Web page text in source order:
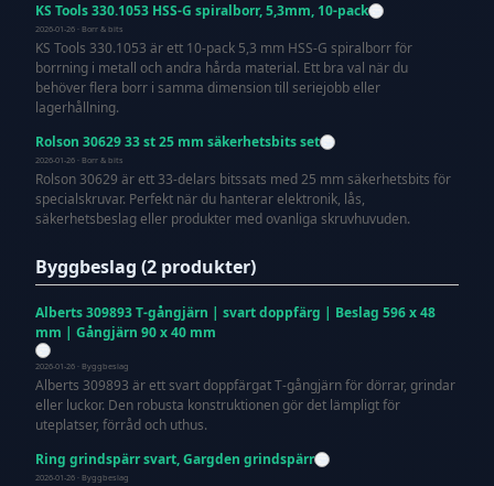
KS Tools 330.1053 HSS-G spiralborr, 5,3mm, 10-pack
2026-01-26 · Borr & bits
KS Tools 330.1053 är ett 10-pack 5,3 mm HSS-G spiralborr för
borrning i metall och andra hårda material. Ett bra val när du
behöver flera borr i samma dimension till seriejobb eller
lagerhållning.
Rolson 30629 33 st 25 mm säkerhetsbits set
2026-01-26 · Borr & bits
Rolson 30629 är ett 33-delars bitssats med 25 mm säkerhetsbits för
specialskruvar. Perfekt när du hanterar elektronik, lås,
säkerhetsbeslag eller produkter med ovanliga skruvhuvuden.
Byggbeslag (2 produkter)
Alberts 309893 T-gångjärn | svart doppfärg | Beslag 596 x 48
mm | Gångjärn 90 x 40 mm
2026-01-26 · Byggbeslag
Alberts 309893 är ett svart doppfärgat T-gångjärn för dörrar, grindar
eller luckor. Den robusta konstruktionen gör det lämpligt för
uteplatser, förråd och uthus.
Ring grindspärr svart, Gargden grindspärr
2026-01-26 · Byggbeslag